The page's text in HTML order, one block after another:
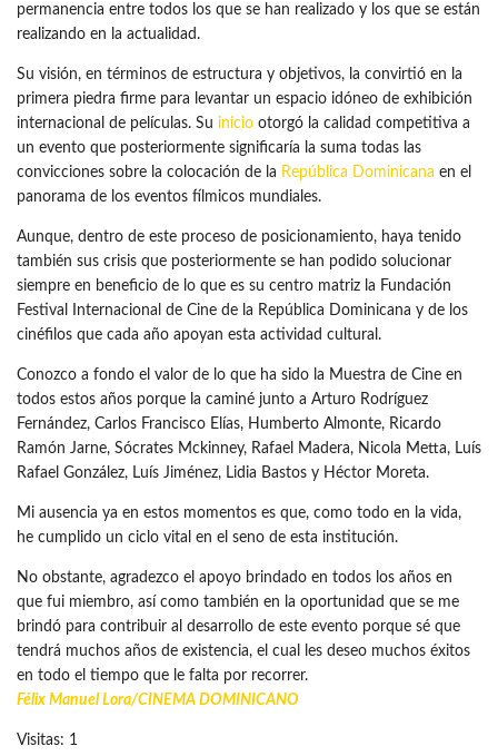
permanencia entre todos los que se han realizado y los que se están
realizando en la actualidad.
Su visión, en términos de estructura y objetivos, la convirtió en la
primera piedra firme para levantar un espacio idóneo de exhibición
internacional de películas. Su inicio otorgó la calidad competitiva a
un evento que posteriormente significaría la suma todas las
convicciones sobre la colocación de la República Dominicana en el
panorama de los eventos fílmicos mundiales.
Aunque, dentro de este proceso de posicionamiento, haya tenido
también sus crisis que posteriormente se han podido solucionar
siempre en beneficio de lo que es su centro matriz la Fundación
Festival Internacional de Cine de la República Dominicana y de los
cinéfilos que cada año apoyan esta actividad cultural.
Conozco a fondo el valor de lo que ha sido la Muestra de Cine en
todos estos años porque la caminé junto a Arturo Rodríguez
Fernández, Carlos Francisco Elías, Humberto Almonte, Ricardo
Ramón Jarne, Sócrates Mckinney, Rafael Madera, Nicola Metta, Luís
Rafael González, Luís Jiménez, Lidia Bastos y Héctor Moreta.
Mi ausencia ya en estos momentos es que, como todo en la vida,
he cumplido un ciclo vital en el seno de esta institución.
No obstante, agradezco el apoyo brindado en todos los años en
que fui miembro, así como también en la oportunidad que se me
brindó para contribuir al desarrollo de este evento porque sé que
tendrá muchos años de existencia, el cual les deseo muchos éxitos
en todo el tiempo que le falta por recorrer.
Félix Manuel Lora/CINEMA DOMINICANO
Visitas: 1